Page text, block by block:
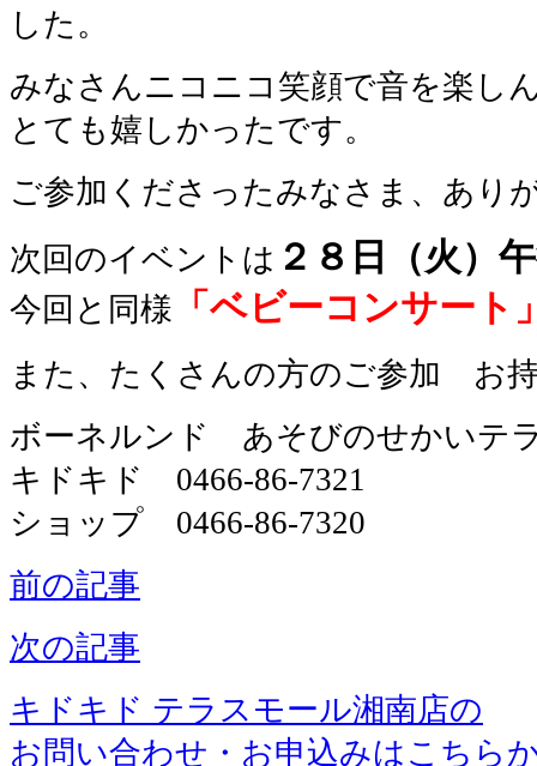
した。
みなさんニコニコ笑顔で音を楽し
とても嬉しかったです。
ご参加くださったみなさま、あり
次回のイベントは ２８日（火）
今回と同様 「ベビーコンサート
また、たくさんの方のご参加 お
ボーネルンド あそびのせかいテ
キドキド 0466-86-7321
ショップ 0466-86-7320
前の記事
次の記事
キドキド テラスモール湘南店の
お問い合わせ・お申込みはこちら